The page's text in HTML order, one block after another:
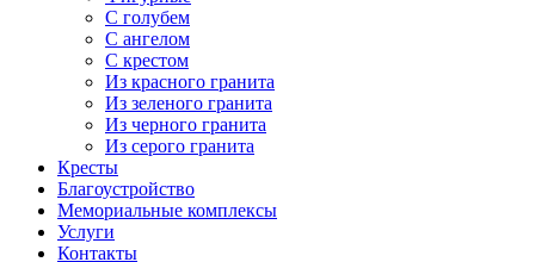
С голубем
С ангелом
С крестом
Из красного гранита
Из зеленого гранита
Из черного гранита
Из серого гранита
Кресты
Благоустройство
Мемориальные комплексы
Услуги
Контакты